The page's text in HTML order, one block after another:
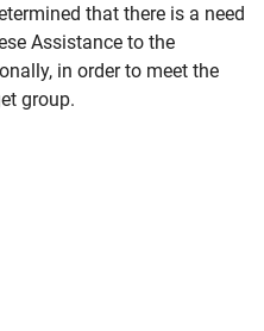
that there is a need
Assistance to the
in order to meet the
group.